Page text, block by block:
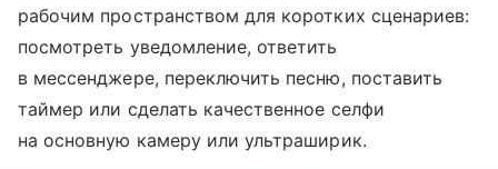
рабочим пространством для коротких сценариев:
посмотреть уведомление, ответить
в мессенджере, переключить песню, поставить
таймер или сделать качественное селфи
на основную камеру или ультраширик.